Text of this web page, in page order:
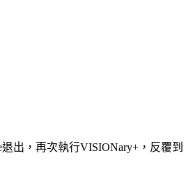
出，再次執行VISIONary+，反覆到